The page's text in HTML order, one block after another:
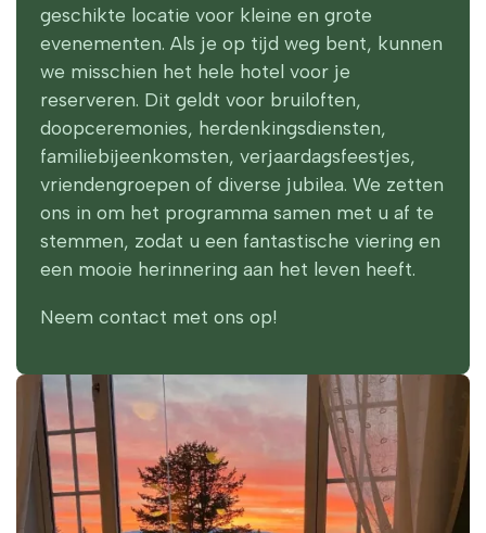
geschikte locatie voor kleine en grote
evenementen. Als je op tijd weg bent, kunnen
we misschien het hele hotel voor je
reserveren. Dit geldt voor bruiloften,
doopceremonies, herdenkingsdiensten,
familiebijeenkomsten, verjaardagsfeestjes,
vriendengroepen of diverse jubilea. We zetten
ons in om het programma samen met u af te
stemmen, zodat u een fantastische viering en
een mooie herinnering aan het leven heeft.
Neem contact met ons op!